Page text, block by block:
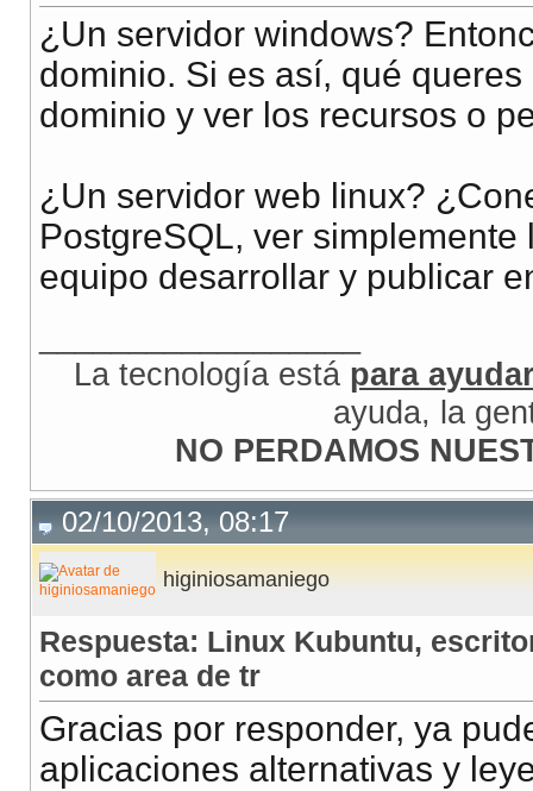
¿Un servidor windows?
dominio. Si es así, qué
dominio y ver los recursos o
¿Un servidor web linux?
PostgreSQL, ver
equipo desarrollar y publicar
La tecnología está para
ayuda, la
NO PERDAMOS
02/10/2013, 08:17
higiniosamaniego
Respuesta: Linux Kubuntu,
como area de tr
Gracias por responder, ya
aplicaciones alternativas y